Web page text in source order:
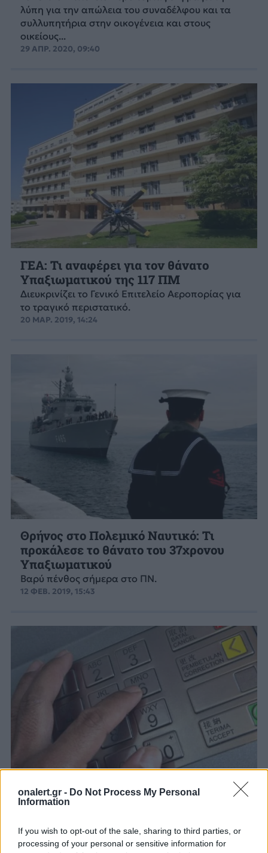
onalert.gr - Do Not Process My Personal
Information
If you wish to opt-out of the sale, sharing to third parties, or
processing of your personal or sensitive information for
λύπη για την απώλεια του συναδέλφου και τα
συλλυπητήρια στην οικογένεια και στους
οικείους...
29 ΑΠΡ. 2020, 09:40
ΓΕΑ: Τι αναφέρει για τον θάνατο
Υπαξιωματικού της 117 ΠΜ
Διευκρινίζει το Γενικό Επιτελείο Αεροπορίας για
το τραγικό περιστατικό.
20 ΜΑΡ. 2019, 14:24
Θρήνος στο Πολεμικό Ναυτικό: Τι
προκάλεσε το θάνατο του 37χρονου
Υπαξιωματικού
Βαρύ πένθος σήμερα στο ΠΝ.
12 ΦΕΒ. 2019, 15:43
Στην πρώτη γραμμή…και της
Δ’ ΣΣ
Τι κλήθηκε να αντιμετωπίσει.